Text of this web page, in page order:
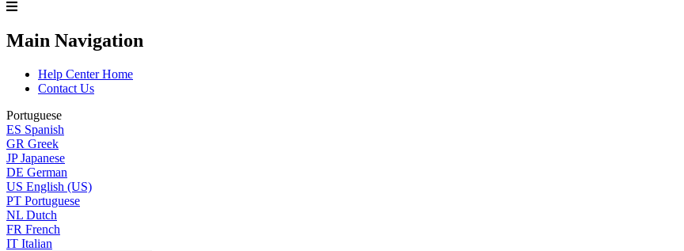
Main Navigation
Help Center Home
Contact Us
Portuguese
ES Spanish
GR Greek
JP Japanese
DE German
US English (US)
PT Portuguese
NL Dutch
FR French
IT Italian